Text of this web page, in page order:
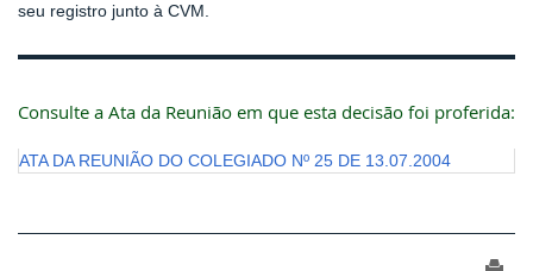
seu registro junto à CVM.
Consulte a Ata da Reunião em que esta decisão foi proferida:
ATA DA REUNIÃO DO COLEGIADO Nº 25 DE 13.07.2004